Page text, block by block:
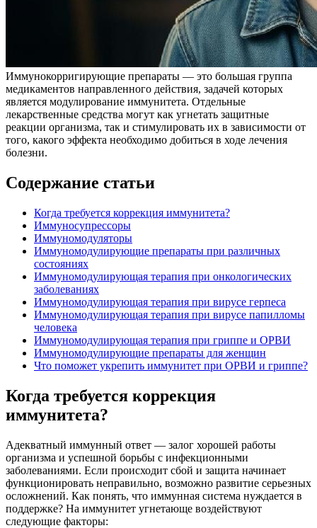
Иммунокорригирующие препараты — это большая группа
медикаментов направленного действия, задачей которых
является модулирование иммунитета. Отдельные
лекарственные средства могут как угнетать защитные
реакции организма, так и стимулировать их в зависимости от
того, какого эффекта необходимо добиться в ходе лечения
болезни.
Содержание статьи
Когда требуется коррекция иммунитета?
Иммуносупрессоры
Иммуномодуляторы
Иммуномодулирующие препараты при различных
состояниях
Иммуномодулирующая терапия при онкологических
заболеваниях
Иммуномодулирующая терапия при вирусе герпеса
Иммуномодулирующая терапия при вирусе папилломы
человека
Иммуномодулирующая терапия при гриппе и ОРВИ
Иммуномодулирующие препараты для женщин
Что поможет укрепить иммунитет при ОРВИ и гриппе?
Когда требуется коррекция
иммунитета?
Адекватный иммунный ответ — залог хорошей работы
организма и успешной борьбы с инфекционными
заболеваниями. Если происходит сбой и защита начинает
функционировать неправильно, возможно развитие серьезных
осложнений. Как понять, что иммунная система нуждается в
поддержке? На иммунитет угнетающе воздействуют
следующие факторы: